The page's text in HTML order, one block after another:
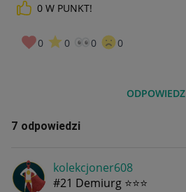
0 W PUNKT!
0 0 0 0
ODPOWIEDZ
7 odpowiedzi
kolekcjoner608
#21 Demiurg ⭐⭐⭐